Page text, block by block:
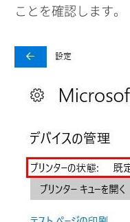
ことを確認します。